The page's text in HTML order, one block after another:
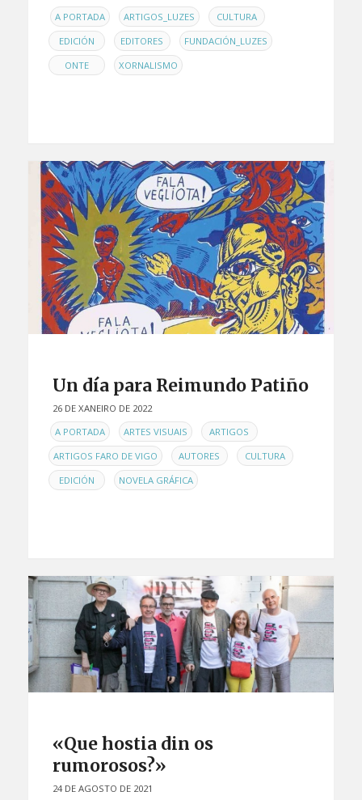
ENA PORTADA , ARTIGOS_LUZES , CULTURA ,
EDICIÓN , EDITORES , FUNDACIÓN_LUZES ,
ONTE , XORNALISMO
Un día para Reimundo Patiño
26 DE XANEIRO DE 2022
ENA PORTADA , ARTES VISUAIS , ARTIGOS ,
ARTIGOS FARO DE VIGO , AUTORES , CULTURA ,
EDICIÓN , NOVELA GRÁFICA
«Que hostia din os
rumorosos?»
24 DE AGOSTO DE 2021